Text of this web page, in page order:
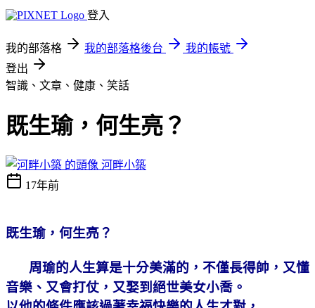
登入
我的部落格 我的部落格後台
我的帳號
登出
智識、文章、健康、笑話
既生瑜，何生亮？
河畔小築
17年前
既生瑜，何生亮？
周瑜的人生算是十分美滿的，不僅長得帥，又懂
音樂、又會打仗，又娶到絕世美女小喬。